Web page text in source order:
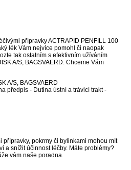
přípravky ACTRAPID PENFILL 100
lék Vám nejvíce pomohl či naopak
tak ostatním s efektivním užíváním
A/S, BAGSVAERD. Chceme Vám
A/S, BAGSVAERD
předpis - Dutina ústní a trávicí trakt -
přípravky, pokrmy či bylinkami mohou mít
a snížit účinnost léčby. Máte problémy?
vám naše poradna.